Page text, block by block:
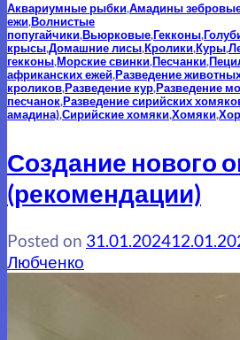
Аквариумные рыбки,Амадины
ежи,Волнистые
попугайчики,Вьюрковые,Гекконы,
крысы,Домашние лисы,Кролики,Куры,
гекконы,Морские свинки,Песчанки,
африканских ежей,Разведение
кроликов,Разведение кур,Разведение
песчанок,Разведение сирийских
амадина),Сирийские хомяки,Хомяки,
Создание нового
(рекомендации)
Posted on 31.01.2024
Любченко